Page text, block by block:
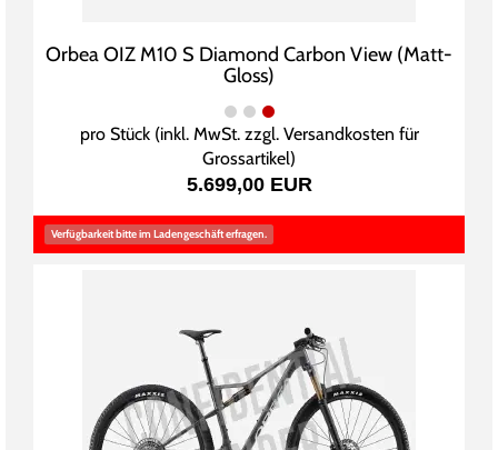
Orbea OIZ M10 S Diamond Carbon View (Matt-
Gloss)
pro Stück (inkl. MwSt. zzgl. Versandkosten für
Grossartikel)
5.699,00 EUR
Verfügbarkeit bitte im Ladengeschäft erfragen.